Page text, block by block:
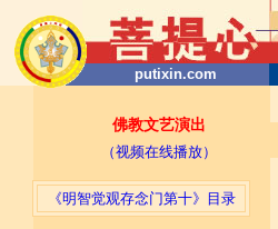
《明智觉观存念门第十》目录
putixin.com
佛教文艺演出
（视频在线播放）